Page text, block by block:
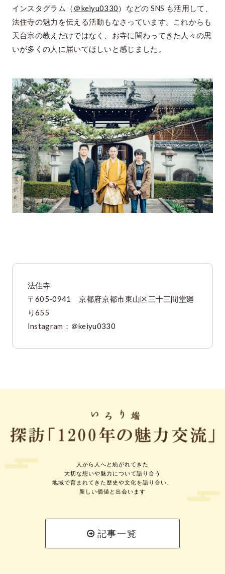
インスタグラム（ ＠keiyu0330）などの SNS も活用して、
法住寺の魅力を伝える活動もなさっています。これからも
天台宗の教えだけではなく、お寺に関わってきた人々の思
いが多くの人に届いてほしいと感じました。
法住寺
〒605-0941 京都府京都市東山区三十三間堂廻
り655
Instagram： ＠keiyu0330
人から人へと紡がれてきた
大切な想いや魅力について語り合う
地域で育まれてきた歴史や文化を語り合い、
新しい価値と出会います
記事一覧